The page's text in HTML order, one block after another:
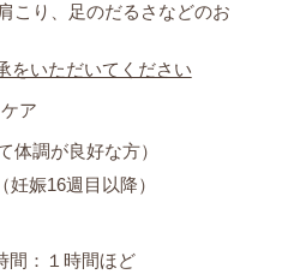
こり、足のだるさなどのお
をいただいてください
ア
調が良好な方）
娠16週目以降）
間：１時間ほど